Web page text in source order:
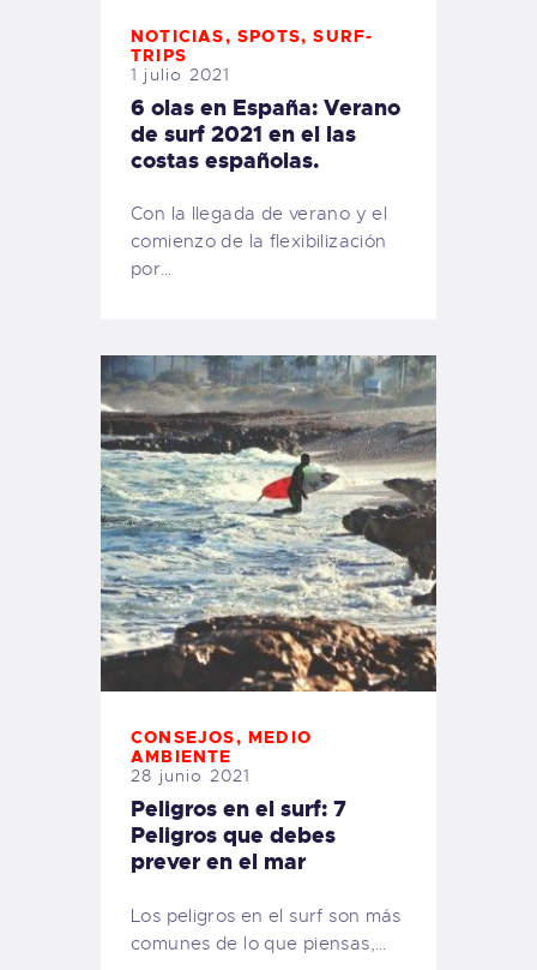
NOTICIAS,SPOTS,SURF-
TRIPS
1 julio 2021
6 olas en España: Verano
de surf 2021 en el las
costas españolas.
Con la llegada de verano y el
comienzo de la flexibilización
por…
CONSEJOS, MEDIO
AMBIENTE
28 junio 2021
Peligros en el surf: 7
Peligros que debes
prever en el mar
Los peligros en el surf son más
comunes de lo que piensas,…